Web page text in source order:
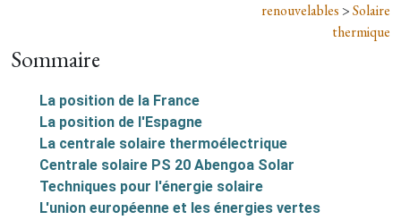
renouvelables >Solaire
thermique
Sommaire
La position de la France
La position de l'Espagne
La centrale solaire thermoélectrique
Centrale solaire PS 20 Abengoa Solar
Techniques pour l'énergie solaire
L'union européenne et les énergies vertes